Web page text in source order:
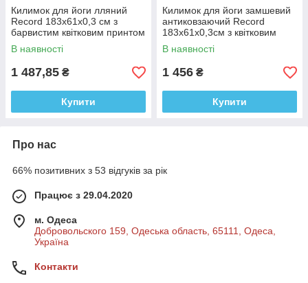
Килимок для йоги лляний
Record 183x61x0,3 см з
барвистим квітковим принтом
В наявності
1 487,85 ₴
Купити
Килимок для йоги замшевий
антиковзаючий Record
183x61x0,3см з квітковим
принтом
В наявності
1 456 ₴
Купити
Про нас
66% позитивних з 53 відгуків за рік
Працює з 29.04.2020
м. Одеса
Добровольского 159, Одеська область, 65111, Одеса,
Україна
Контакти